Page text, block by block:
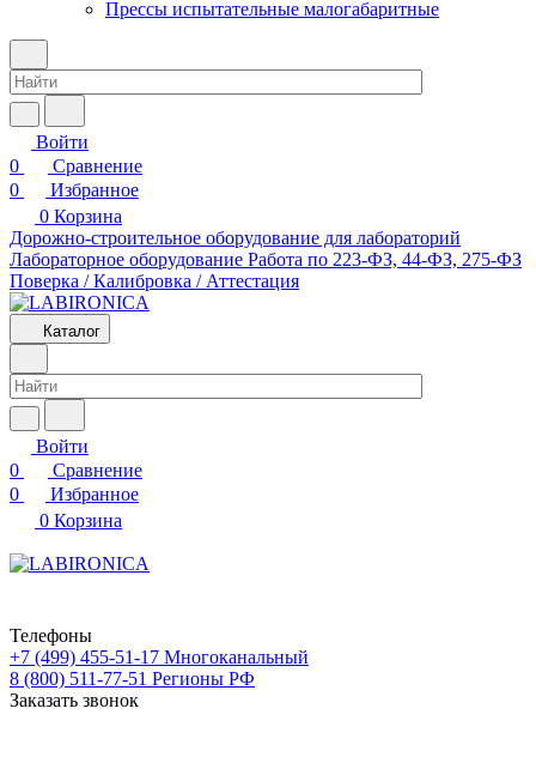
Прессы испытательные малогабаритные
Войти
0
Сравнение
0
Избранное
0 Корзина
Дорожно-строительное оборудование для лабораторий
Лабораторное оборудование Работа по 223-ФЗ, 44-ФЗ, 275-ФЗ
Поверка / Калибровка / Аттестация
Каталог
Войти
0
Сравнение
0
Избранное
0 Корзина
Телефоны
+7 (499) 455-51-17 Многоканальный
8 (800) 511-77-51 Регионы РФ
Заказать звонок